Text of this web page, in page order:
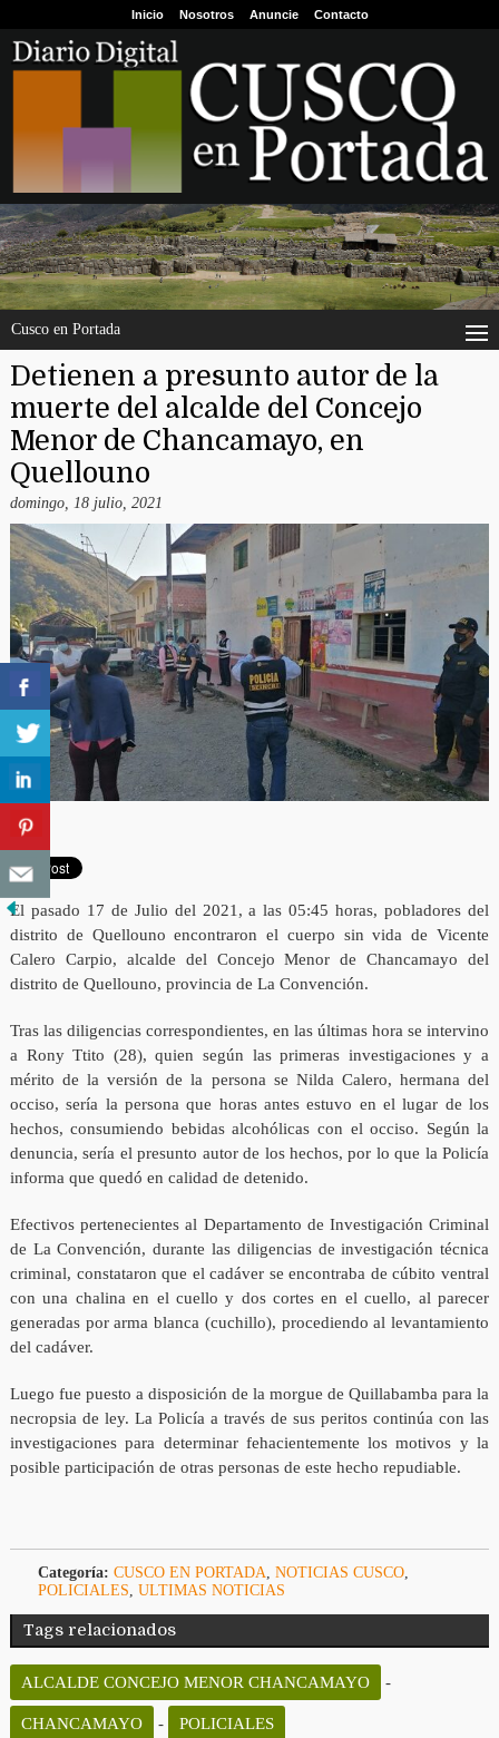
Inicio Nosotros Anuncie Contacto
Cusco en Portada
Detienen a presunto autor de la
muerte del alcalde del Concejo
Menor de Chancamayo, en
Quellouno
domingo, 18 julio, 2021
El pasado 17 de Julio del 2021, a las 05:45 horas, pobladores del
distrito de Quellouno encontraron el cuerpo sin vida de Vicente
Calero Carpio, alcalde del Concejo Menor de Chancamayo del
distrito de Quellouno, provincia de La Convención.
Tras las diligencias correspondientes, en las últimas hora se intervino
a Rony Ttito (28), quien según las primeras investigaciones y a
mérito de la versión de la persona se Nilda Calero, hermana del
occiso, sería la persona que horas antes estuvo en el lugar de los
hechos, consumiendo bebidas alcohólicas con el occiso. Según la
denuncia, sería el presunto autor de los hechos, por lo que la Policía
informa que quedó en calidad de detenido.
Efectivos pertenecientes al Departamento de Investigación Criminal
de La Convención, durante las diligencias de investigación técnica
criminal, constataron que el cadáver se encontraba de cúbito ventral
con una chalina en el cuello y dos cortes en el cuello, al parecer
generadas por arma blanca (cuchillo), procediendo al levantamiento
del cadáver.
Luego fue puesto a disposición de la morgue de Quillabamba para la
necropsia de ley. La Policía a través de sus peritos continúa con las
investigaciones para determinar fehacientemente los motivos y la
posible participación de otras personas de este hecho repudiable.
Categoría: CUSCO EN PORTADA NOTICIAS CUSCO,
POLICIALES ULTIMAS NOTICIAS
Tags relacionados
ALCALDE CONCEJO MENOR CHANCAMAYO -
CHANCAMAYO - POLICIALES